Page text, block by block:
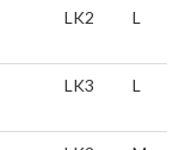
LK2 L
LK3 L